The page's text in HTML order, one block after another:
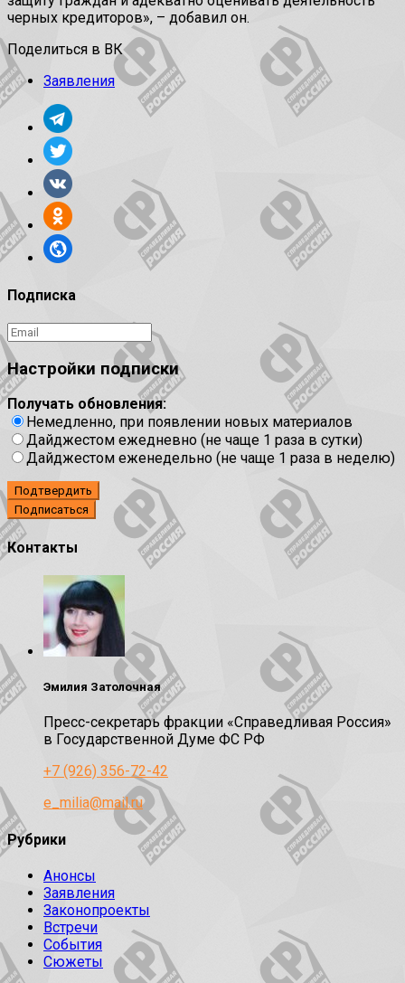
черных кредиторов», – добавил он.
Поделиться в ВК
Заявления
Подписка
Настройки подписки
Получать обновления:
Немедленно, при появлении новых материалов
Дайджестом ежедневно (не чаще 1 раза в сутки)
Дайджестом еженедельно (не чаще 1 раза в неделю)
Подтвердить
Контакты
Эмилия Затолочная
Пресс-секретарь фракции «Справедливая Россия»
в Государственной Думе ФС РФ
+7 (926) 356-72-42
e_milia@mail.ru
Рубрики
Анонсы
Заявления
Законопроекты
Встречи
События
Сюжеты